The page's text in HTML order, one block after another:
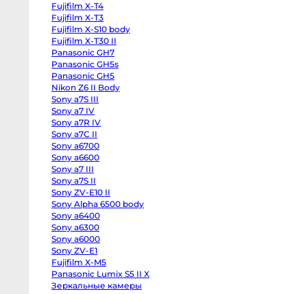
Fujifilm X-T4
Fujifilm X-T3
Fujifilm X-S10 body
Fujifilm X-T30 II
Panasonic GH7
Panasonic GH5s
Panasonic GH5
Nikon Z6 II Body
Sony a7S III
Sony a7 IV
Sony a7R IV
Sony a7C II
Sony a6700
Sony a6600
Sony a7 III
Sony a7S II
Sony ZV-E10 II
Sony Alpha 6500 body
Sony a6400
Sony a6300
Sony a6000
Sony ZV-E1
Fujifilm X-M5
Panasonic Lumix S5 II X
Зеркальные камеры